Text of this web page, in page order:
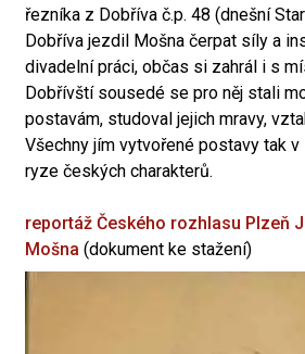
řezníka z Dobříva č.p. 48 (dnešní
Dobříva jezdil Mošna čerpat síly a
divadelní práci, občas si zahrál i s
Dobřívští sousedé se pro něj stali
postavám, studoval jejich mravy,
Všechny jím vytvořené postavy tak
ryze českých charakterů.
reportáž Českého rozhlasu Plzeň
Mošna (dokument ke stažení)